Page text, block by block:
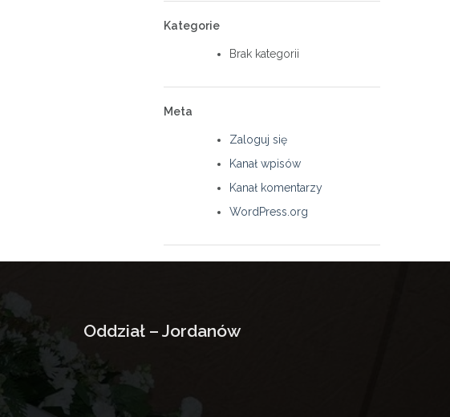
Kategorie
Brak kategorii
Meta
Zaloguj się
Kanał wpisów
Kanał komentarzy
WordPress.org
Oddział – Jordanów